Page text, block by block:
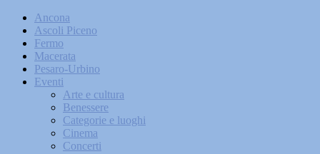
Ancona
Ascoli Piceno
Fermo
Macerata
Pesaro-Urbino
Eventi
Arte e cultura
Benessere
Categorie e luoghi
Cinema
Concerti